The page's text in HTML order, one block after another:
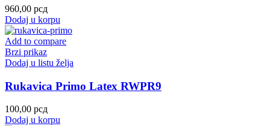
960,00 рсд
Dodaj u korpu
Add to compare
Brzi prikaz
Dodaj u listu želja
Rukavica Primo Latex RWPR9
100,00 рсд
Dodaj u korpu